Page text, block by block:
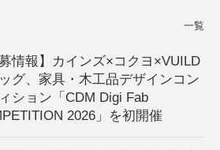
一覧
募情報】カインズ×コクヨ×VUILD
グ、家具・木工品デザインコン
ション「CDM Digi Fab
2026」を初開催